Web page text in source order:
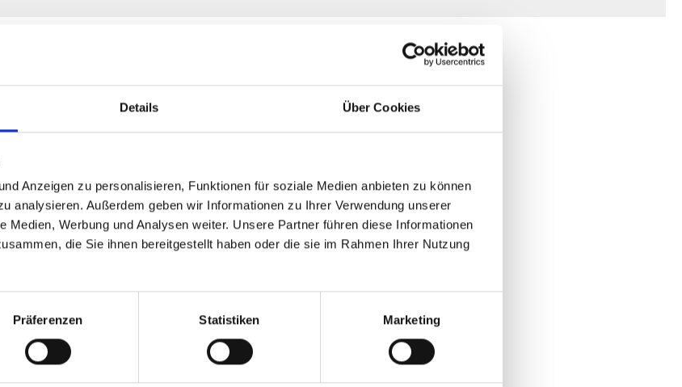
Details Über Cookies
Anzeigen zu personalisieren, Funktionen für soziale Medien anbieten zu können
analysieren. Außerdem geben wir Informationen zu Ihrer Verwendung unserer
Medien, Werbung und Analysen weiter. Unsere Partner führen diese Informationen
die Sie ihnen bereitgestellt haben oder die sie im Rahmen Ihrer Nutzung
Präferenzen Statistiken Marketing
Kick Video Views
Details